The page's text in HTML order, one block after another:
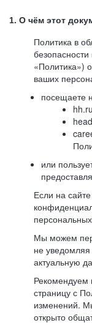
1. О чём этот
Политика в
«Политика»)
ваших
посещаете
или
Если на
Мы можем
не
актуальную
Рекомендуем
страницу с
изменений.
открыто